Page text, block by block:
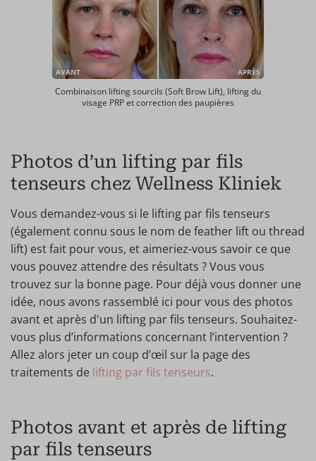
AVANT APRÈS
Combinaison lifting sourcils (Soft Brow Lift), lifting du
visage PRP et correction des paupières
Photos d’un lifting par fils
tenseurs chez Wellness Kliniek
Vous demandez-vous si le lifting par fils tenseurs
(également connu sous le nom de feather lift ou thread
lift) est fait pour vous, et aimeriez-vous savoir ce que
vous pouvez attendre des résultats ? Vous vous
trouvez sur la bonne page. Pour déjà vous donner une
idée, nous avons rassemblé ici pour vous des photos
avant et après d'un lifting par fils tenseurs. Souhaitez-
vous plus d’informations concernant l’intervention ?
Allez alors jeter un coup d’œil sur la page des
traitements de lifting par fils tenseurs.
Photos avant et après de lifting
par fils tenseurs